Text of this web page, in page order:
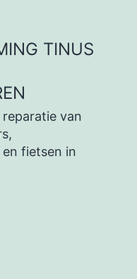
TINUS
van
fietsen in